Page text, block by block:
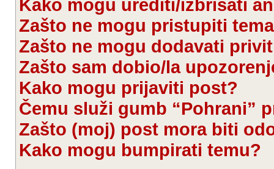
Kako mogu urediti/izbrisati
Zašto ne mogu pristupiti
Zašto ne mogu dodavati
Zašto sam dobio/la
Kako mogu prijaviti post?
Čemu služi gumb “Pohrani”
Zašto (moj) post mora biti
Kako mogu bumpirati temu?